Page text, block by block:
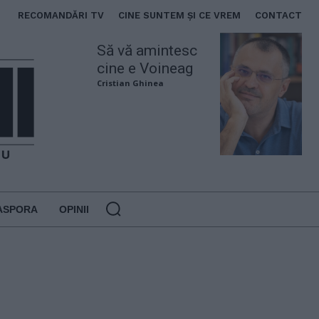
RECOMANDĂRI TV CINE SUNTEM ȘI CE VREM CONTACT
Să vă amintesc
cine e Voineag
Cristian Ghinea
OPINII